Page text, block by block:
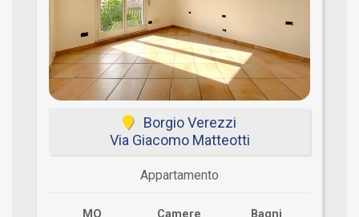
Borgio Verezzi
Via Giacomo Matteotti
Appartamento
MQ Camere Bagni